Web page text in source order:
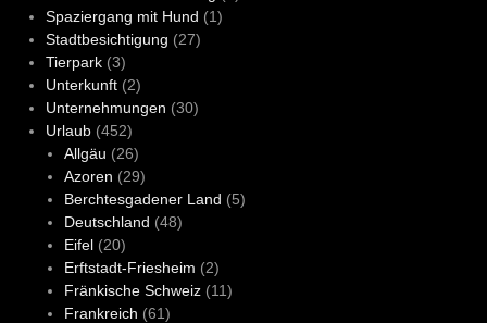
Spaziergang mit Hund (1)
Stadtbesichtigung (27)
Tierpark(3)
Unterkunft(2)
Unternehmungen (30)
Urlaub(452)
Allgäu (26)
Azoren (29)
Berchtesgadener Land (5)
Deutschland (48)
Eifel(20)
Erftstadt-Friesheim (2)
Fränkische Schweiz(11)
Frankreich (61)